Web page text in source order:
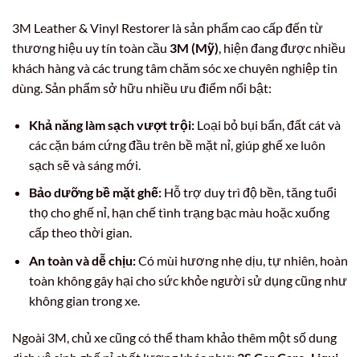
3M Leather & Vinyl Restorer là sản phẩm cao cấp đến từ
thương hiệu uy tín toàn cầu 3M (Mỹ), hiện đang được nhiều
khách hàng và các trung tâm chăm sóc xe chuyên nghiệp tin
dùng. Sản phẩm sở hữu nhiều ưu điểm nổi bật:
Khả năng làm sạch vượt trội:Loại bỏ bụi bẩn, đất cát và
các cặn bám cứng đầu trên bề mặt nỉ, giúp ghế xe luôn
sạch sẽ và sáng mới.
Bảo dưỡng bề mặt ghế:Hỗ trợ duy trì độ bền, tăng tuổi
thọ cho ghế nỉ, hạn chế tình trạng bạc màu hoặc xuống
cấp theo thời gian.
An toàn và dễ chịu:Có mùi hương nhẹ dịu, tự nhiên, hoàn
toàn không gây hại cho sức khỏe người sử dụng cũng như
không gian trong xe.
Ngoài 3M, chủ xe cũng có thể tham khảo thêm một số dung